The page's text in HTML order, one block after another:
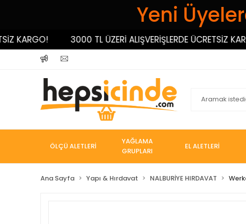
Yeni
3000 TL ÜZERİ ALIŞVERİŞLERDE ÜCRETSİZ KARGO!
ÖLÇÜ ALETLERİ
YAĞLAMA
GRUPLARI
EL ALETLERİ
Ana Sayfa Yapı & Hırdavat NALBURİYE HIRDAVAT